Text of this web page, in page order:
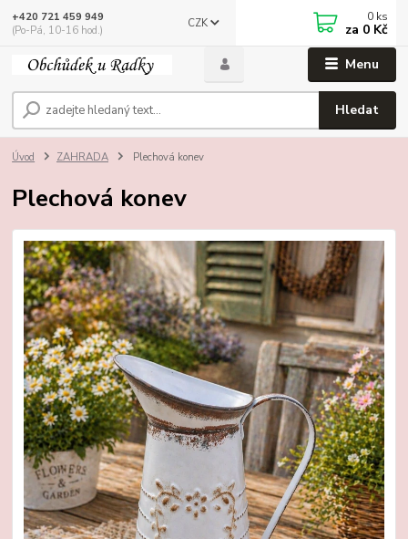
Menu
CZK
Hledat
+420 721 459 949
(Po-Pá, 10-16 hod.)
0 ks
za 0 Kč
Úvod ZAHRADA Plechová konev
Plechová konev